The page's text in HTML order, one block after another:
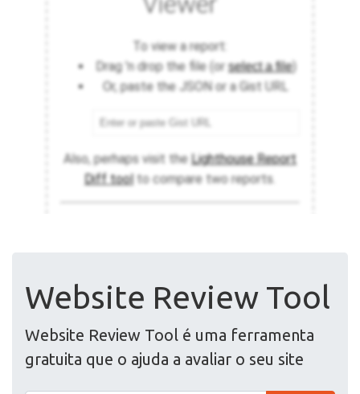
Website Review Tool
Website Review Tool é uma ferramenta
gratuita que o ajuda a avaliar o seu site